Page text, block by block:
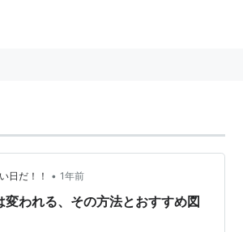
日だ！！ • 1年前
変われる、その方法とおすすめ図